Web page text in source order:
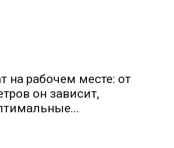
на рабочем месте: от
он зависит,